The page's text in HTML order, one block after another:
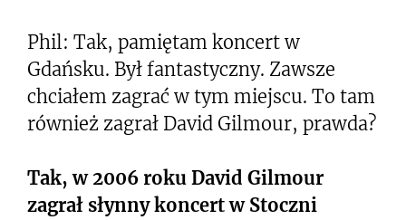
Phil: Tak, pamiętam koncert w
Gdańsku. Był fantastyczny. Zawsze
chciałem zagrać w tym miejscu. To tam
również zagrał David Gilmour, prawda?
Tak, w 2006 roku David Gilmour
zagrał słynny koncert w Stoczni